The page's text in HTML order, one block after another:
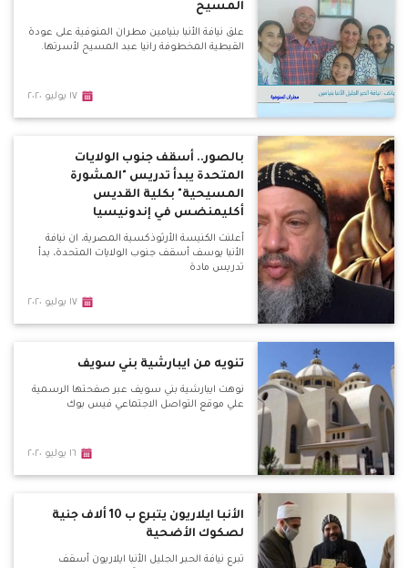
المسيح
علق نيافة الأنبا بنيامين مطران المنوفية على عودة
القبطية المخطوفة رانيا عبد المسيح لأسرتها.
١٧ يوليو ٢٠٢٠
بالصور.. أسقف جنوب الولايات
المتحدة يبدأ تدريس "المشورة
المسيحية" بكلية القديس
أكليمنضس في إندونيسيا
أعلنت الكنيسة الأرثوذكسية المصرية، ان نيافة
الأنبا يوسف أسقف جنوب الولايات المتحدة، بدأ
تدريس مادة
١٧ يوليو ٢٠٢٠
تنويه من ايبارشية بني سويف
نوهت ايبارشية بني سويف عبر صفحتها الرسمية
علي موقع التواصل الاجتماعي فيس بوك
١٦ يوليو ٢٠٢٠
الأنبا ايلاريون يتبرع ب 10 ألاف جنية
لصكوك الأضحية
تبرع نيافة الحبر الجليل الأنبا ايلاريون أسقف